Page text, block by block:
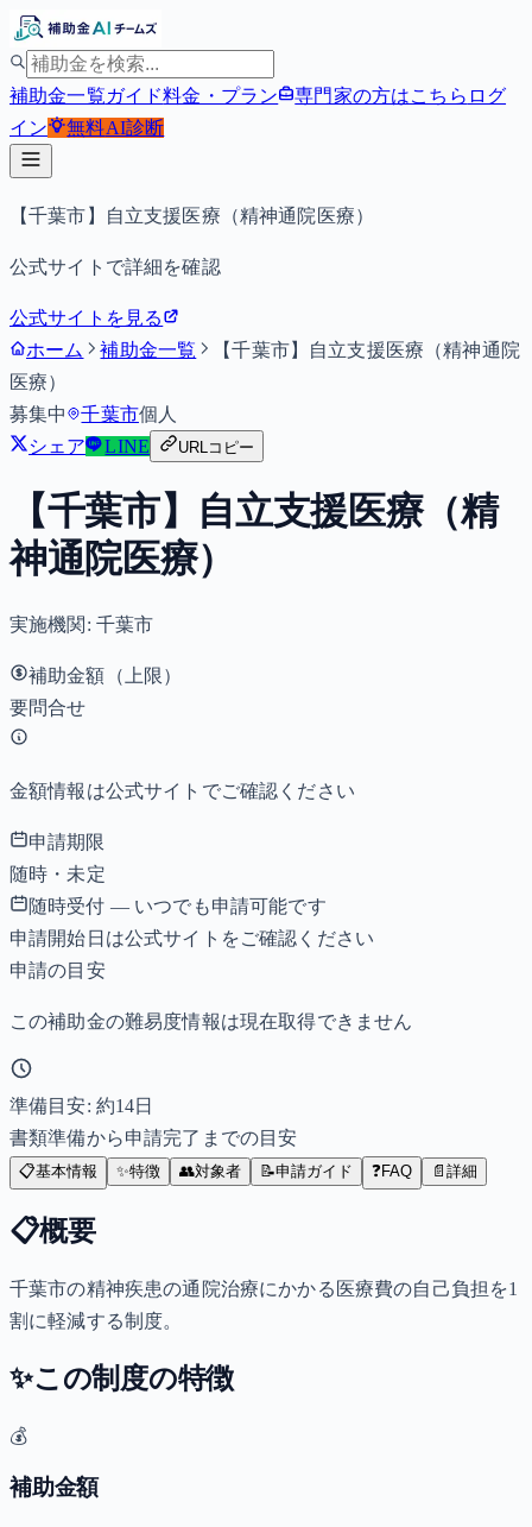
補助金一覧ガイド料金・プラン 専門家の方はこちら ログ
イン
無料AI診断
【千葉市】自立支援医療（精神通院医療）
公式サイトで詳細を確認
公式サイトを見る
ホーム
補助金一覧
【千葉市】自立支援医療（精神通院
医療）
募集中
千葉市個人
シェア
LINE URLコピー
【千葉市】自立支援医療（精
神通院医療）
実施機関: 千葉市
補助金額（上限）
要問合せ
金額情報は公式サイトでご確認ください
申請期限
随時・未定
随時受付 — いつでも申請可能です
申請開始日は公式サイトをご確認ください
申請の目安
この補助金の難易度情報は現在取得できません
準備目安: 約14日
書類準備から申請完了までの目安
📋基本情報 ✨特徴 👥対象者 📝申請ガイド ❓FAQ 📄 詳細
📋概要
千葉市の精神疾患の通院治療にかかる医療費の自己負担を1
割に軽減する制度。
✨この制度の特徴
💰
補助金額